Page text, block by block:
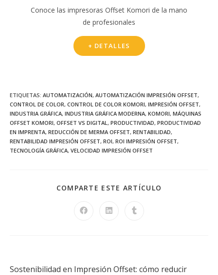
Conoce las impresoras Offset Komori de la mano
de profesionales
+ DETALLES
ETIQUETAS: AUTOMATIZACIÓN, AUTOMATIZACIÓN IMPRESIÓN OFFSET,
CONTROL DE COLOR, CONTROL DE COLOR KOMORI, IMPRESIÓN OFFSET,
INDUSTRIA GRÁFICA, INDUSTRIA GRÁFICA MODERNA, KOMORI, MÁQUINAS
OFFSET KOMORI, OFFSET VS DIGITAL , PRODUCTIVIDAD, PRODUCTIVIDAD
EN IMPRENTA, REDUCCIÓN DE MERMA OFFSET, RENTABILIDAD,
RENTABILIDAD IMPRESIÓN OFFSET, ROI, ROI IMPRESIÓN OFFSET,
TECNOLOGÍA GRÁFICA, VELOCIDAD IMPRESIÓN OFFSET
COMPARTE ESTE ARTÍCULO
Sostenibilidad en Impresión Offset: cómo reducir